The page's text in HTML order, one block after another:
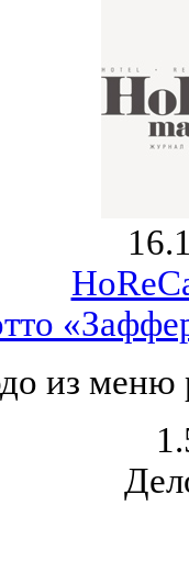
из меню